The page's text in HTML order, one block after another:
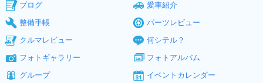
ブログ
愛車紹介
整備手帳
パーツレビュー
クルマレビュー
何シテル？
フォトギャラリー
フォトアルバム
グループ
イベントカレンダー